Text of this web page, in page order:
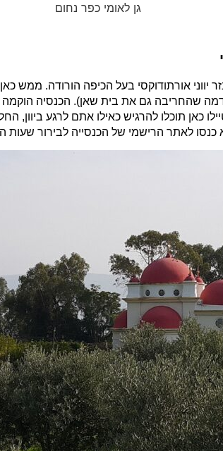
גן לאומי כפר נחום
יווני אורתודוקסי בעל הכיפה הורודה.
כאן תוכלו להרגיש כאילו אתם לרגע
לאתר הרישמי של הכנסייה לבירור שעות